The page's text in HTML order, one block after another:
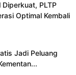
Diperkuat, PLTP
Optimal Kembali
Jadi Peluang